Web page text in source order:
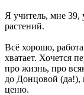
Я учитель, мне 39,
растений.
Всё хорошо,
хватает. Хочется
про жизнь, про
до Донцовой
ценю.